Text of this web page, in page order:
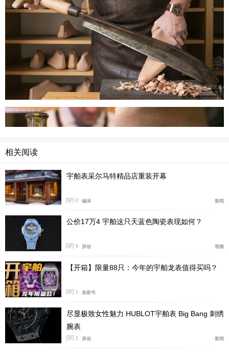
“通过结合专业知识和创意，我们再次实现了共同目
标：经典融合陀飞轮Berluti腕表，新款时计是Berluti精湛
制鞋和宇舶表高级制表完美融合的成果。”Berluti执行副总
相关阅读
宇舶表采尔马特精品店重装开幕
0 编译 新闻
公价17万4 宇舶这只天蓝色陶瓷表现如何？
6 原创 视频
【开箱】限量88只：今年的宇舶龙表值得买吗？
1 表家号
尽显极致女性魅力 HUBLOT宇舶表 Big Bang 刺绣
腕表
1 原创 新闻